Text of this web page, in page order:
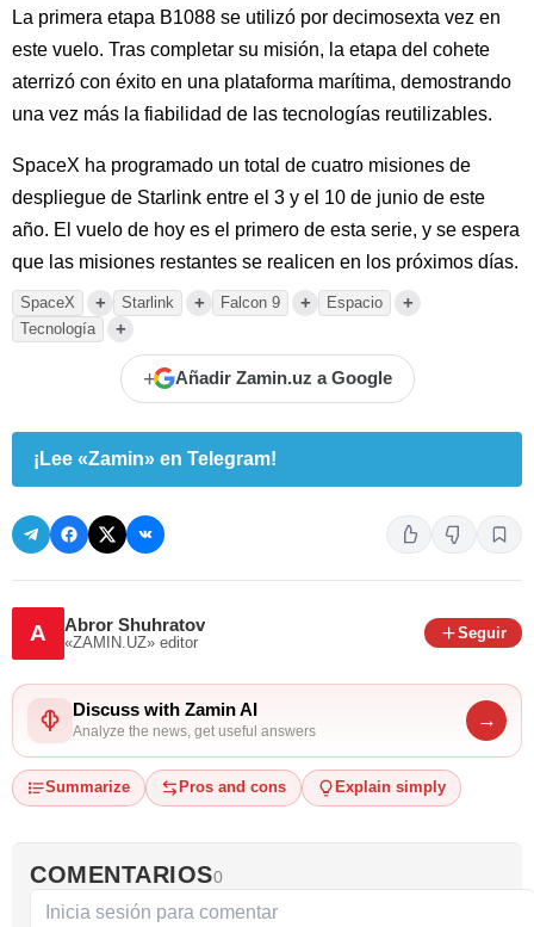
La primera etapa B1088 se utilizó por decimosexta vez en
este vuelo. Tras completar su misión, la etapa del cohete
aterrizó con éxito en una plataforma marítima, demostrando
una vez más la fiabilidad de las tecnologías reutilizables.
SpaceX ha programado un total de cuatro misiones de
despliegue de Starlink entre el 3 y el 10 de junio de este
año. El vuelo de hoy es el primero de esta serie, y se espera
que las misiones restantes se realicen en los próximos días.
SpaceX + Starlink + Falcon 9 + Espacio +
Tecnología +
+ Añadir Zamin.uz a Google
¡Lee «Zamin» en Telegram!
A Abror Shuhratov
«ZAMIN.UZ» editor
Seguir
Discuss with Zamin AI
Analyze the news, get useful answers
→
Summarize Pros and cons Explain simply
COMENTARIOS0